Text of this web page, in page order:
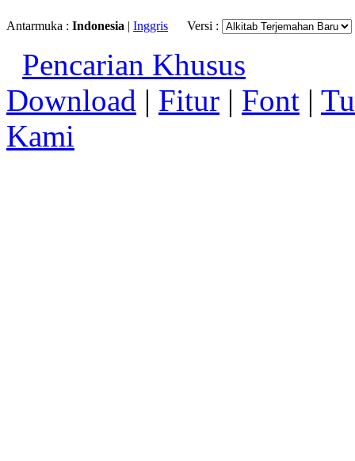
Antarmuka : Indonesia | Inggris Versi :
Pencarian Khusus
Download | Fitur | Font |
Kami